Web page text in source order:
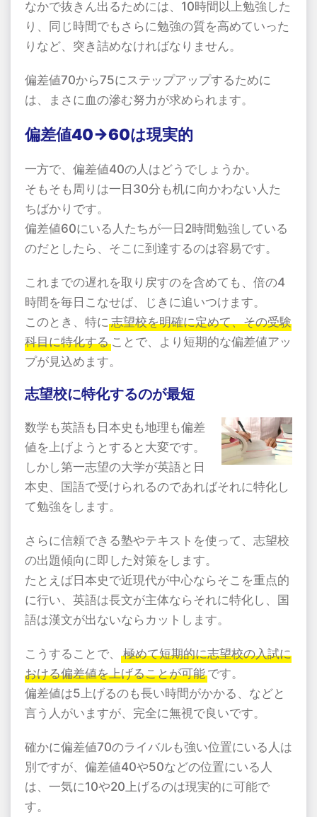
なかで抜きん出るためには、10時間以上勉強した
り、同じ時間でもさらに勉強の質を高めていった
りなど、突き詰めなければなりません。
偏差値70から75にステップアップするために
は、まさに血の滲む努力が求められます。
偏差値40→60は現実的
一方で、偏差値40の人はどうでしょうか。
そもそも周りは一日30分も机に向かわない人た
ちばかりです。
偏差値60にいる人たちが一日2時間勉強している
のだとしたら、そこに到達するのは容易です。
これまでの遅れを取り戻すのを含めても、倍の4
時間を毎日こなせば、じきに追いつけます。
このとき、特に 志望校を明確に定めて、その受験
科目に特化する ことで、より短期的な偏差値アッ
プが見込めます。
志望校に特化するのが最短
数学も英語も日本史も地理も偏差
値を上げようとすると大変です。
しかし第一志望の大学が英語と日
本史、国語で受けられるのであればそれに特化し
て勉強をします。
さらに信頼できる塾やテキストを使って、志望校
の出題傾向に即した対策をします。
たとえば日本史で近現代が中心ならそこを重点的
に行い、英語は長文が主体ならそれに特化し、国
語は漢文が出ないならカットします。
こうすることで、
極めて短期的に志望校の入試に
おける偏差値を上げることが可能 です。
偏差値は5上げるのも長い時間がかかる、などと
言う人がいますが、完全に無視で良いです。
確かに偏差値70のライバルも強い位置にいる人は
別ですが、偏差値40や50などの位置にいる人
は、一気に10や20上げるのは現実的に可能で
す。